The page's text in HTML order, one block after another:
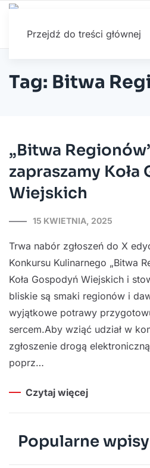
Przejdź do treści głównej
Tag: Bitwa
„Bitwa
zapraszamy Koła
Wiejskich
15 KWIETNIA, 2025
Trwa nabór zgłoszeń do X
Konkursu Kulinarnego „Bitwa
Koła Gospodyń Wiejskich i
bliskie są smaki regionów i
wyjątkowe potrawy
sercem.Aby wziąć udział w
zgłoszenie drogą
poprz…
Czytaj więcej
Popularne wpisy